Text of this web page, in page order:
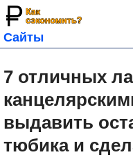
Сайты
7 отличных
выдавить
тюбика и